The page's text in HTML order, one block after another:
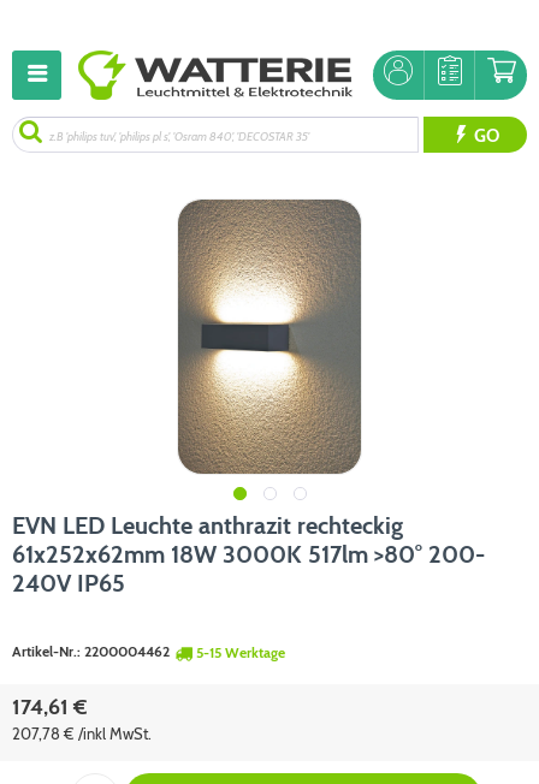
GO
EVN LED Leuchte anthrazit rechteckig
61x252x62mm 18W 3000K 517lm >80° 200-
240V IP65
Artikel-Nr.: 2200004462 5-15 Werktage
174,61 €
207,78 € /inkl MwSt.